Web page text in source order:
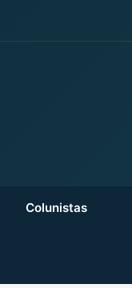
Colunistas